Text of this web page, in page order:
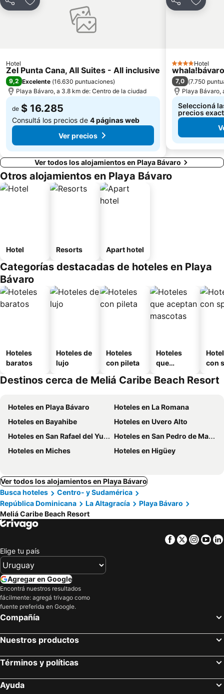
CompartirAñadir a favoritos
Hotel
Zel Punta Cana, All Suites - All inclusive
9,2 Excelente (16.630 puntuaciones)
Playa Bávaro, a 3.8 km de: Centro de la ciudad
de $ 16.285
Consultá los precios de 4 páginas web
Ver precios
CompartirAñadir
4 Estrellas
Hotel
whala!bávaro
7,0 (7.750
Playa Bávaro,
Seleccioná
precios
Ver todos los alojamientos en Playa Bávaro
Otros alojamientos en Playa Bávaro
Hotel Resorts Apart hotel
Categorías destacadas de hoteles en Playa
Bávaro
Hoteles
baratos
Hoteles de
lujo
Hoteles
con pileta
Hoteles
que
mascotas
con
Destinos cerca de Meliá Caribe Beach Resort
Hoteles en Playa Bávaro
Hoteles en La Romana
Hoteles en Bayahibe
Hoteles en Uvero Alto
Hoteles en San Rafael del Yuma
Hoteles en San Pedro de Macoris
Hoteles en Miches
Hoteles en Higüey
Ver todos los alojamientos en Playa Bávaro
Busca hoteles
Centro- y Sudamérica
República Dominicana
La Altagracía
Playa Bávaro
Meliá Caribe Beach Resort
Facebook
Twitter
Elige tu país
Agregar en Google
Encontrá nuestros resultados
fácilmente: agregá trivago como
fuente preferida en Google.
Compañía
Nuestros productos
Términos y políticas
Ayuda